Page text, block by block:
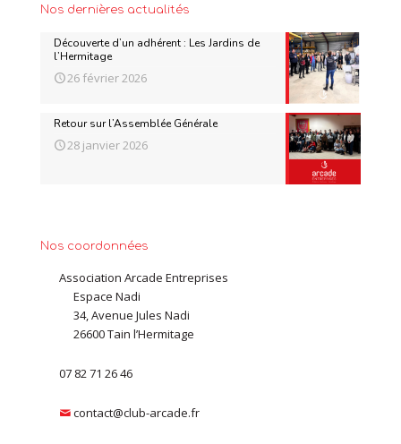
Nos dernières actualités
Découverte d’un adhérent : Les Jardins de
l’Hermitage
26 février 2026
Retour sur l’Assemblée Générale
28 janvier 2026
Nos coordonnées
Association Arcade Entreprises
Espace Nadi
34, Avenue Jules Nadi
26600 Tain l’Hermitage
07 82 71 26 46
contact@club-arcade.fr